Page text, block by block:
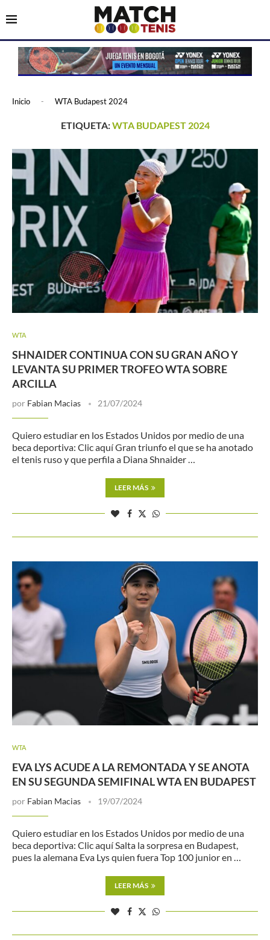
Inicio - WTA Budapest 2024
ETIQUETA:WTA BUDAPEST 2024
WTA
SHNAIDER CONTINUA CON SU GRAN AÑO Y
LEVANTA SU PRIMER TROFEO WTA SOBRE
ARCILLA
por Fabian Macias 21/07/2024
Quiero estudiar en los Estados Unidos por medio de una
beca deportiva: Clic aquí Gran triunfo el que se ha anotado
el tenis ruso y que perfila a Diana Shnaider …
LEER MÁS
WTA
EVA LYS ACUDE A LA REMONTADA Y SE ANOTA
EN SU SEGUNDA SEMIFINAL WTA EN BUDAPEST
por Fabian Macias 19/07/2024
Quiero estudiar en los Estados Unidos por medio de una
beca deportiva: Clic aquí Salta la sorpresa en Budapest,
pues la alemana Eva Lys quien fuera Top 100 junior en …
LEER MÁS